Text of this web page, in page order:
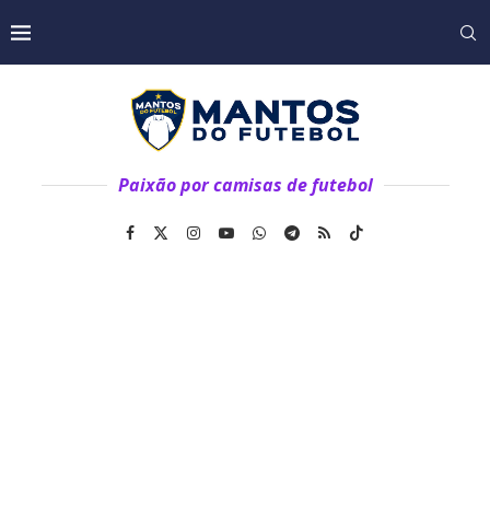
Paixão por camisas de futebol